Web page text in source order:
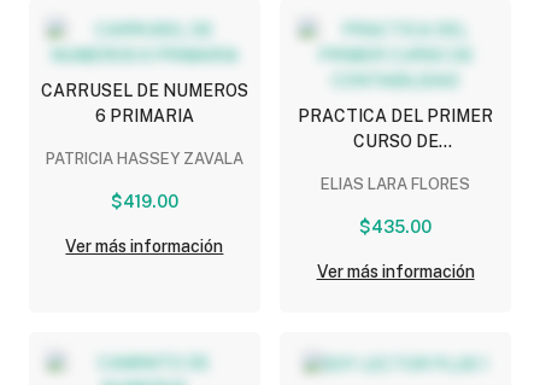
CARRUSEL DE NUMEROS
6 PRIMARIA
PATRICIA HASSEY ZAVALA
$419.00
Ver más información
PRACTICA DEL PRIMER
CURSO DE
ELIAS LARA FLORES
$435.00
Ver más información